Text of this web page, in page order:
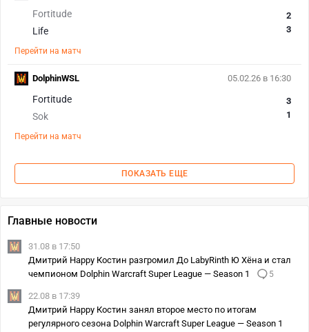
Fortitude
Life
2
3
Перейти на матч
05.02.26 в 16:30
Fortitude
Sok
3
1
Перейти на матч
DolphinWSL
ПОКАЗАТЬ ЕЩЕ
Главные новости
31.08 в 17:50
Дмитрий Happy Костин разгромил До LabyRinth Ю Хёна и стал
чемпионом Dolphin Warcraft Super League — Season 1
5
22.08 в 17:39
Дмитрий Happy Костин занял второе место по итогам
регулярного сезона Dolphin Warcraft Super League — Season 1